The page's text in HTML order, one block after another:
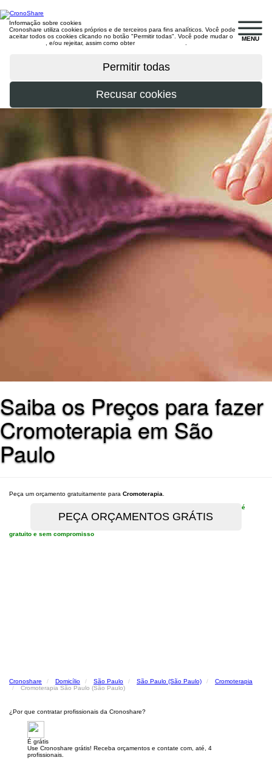
MENU
Informação sobre cookies
Cronoshare utiliza cookies próprios e de terceiros para fins analíticos. Você pode
aceitar todos os cookies clicando no botão "Permitir todas". Você pode mudar o
, e/ou rejeitar, assim como obter
Saiba os Preços para fazer
Cromoterapia em São
Paulo
Peça um orçamento gratuitamente para Cromoterapia
é
gratuito e sem compromisso
Cronoshare Domicílio São Paulo São Paulo (São Paulo)
Cromoterapia
Cromoterapia São Paulo (São Paulo)
¿Por que contratar profissionais da Cronoshare?
É grátis
Use Cronoshare grátis! Receba orçamentos e contate com, até, 4
profissionais.